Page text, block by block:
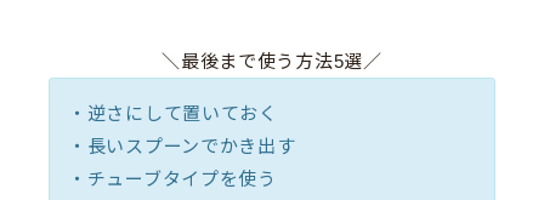
＼最後まで使う方法5選／
・逆さにして置いておく
・長いスプーンでかき出す
・チューブタイプを使う